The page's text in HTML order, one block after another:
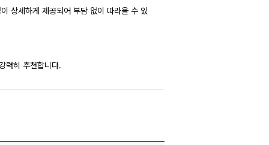
상세하게 제공되어 부담 없이 따라올 수 있
력히 추천합니다.